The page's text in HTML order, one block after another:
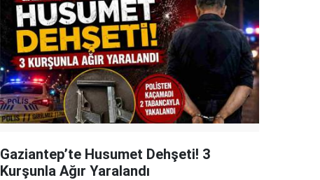
Gaziantep’te Husumet Dehşeti! 3
Kurşunla Ağır Yaralandı